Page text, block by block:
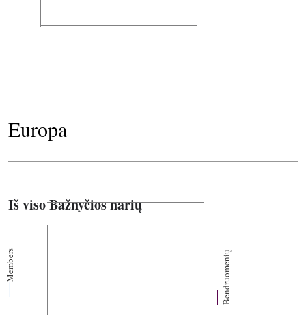
Europa
Iš viso Bažnyčios narių
Members Bendruomenių